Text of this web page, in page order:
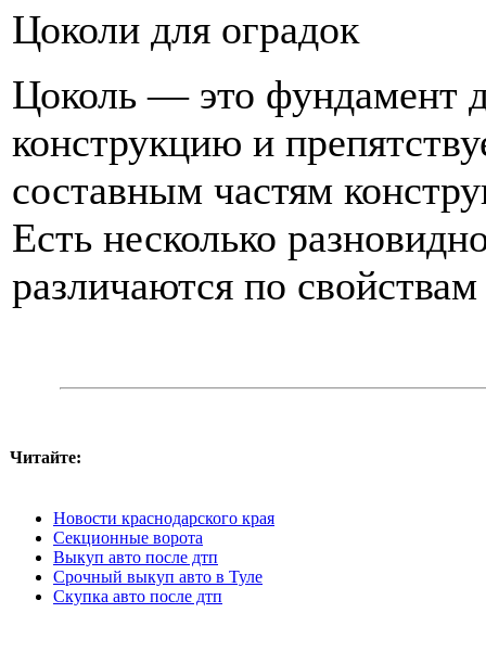
Цоколи для оградок
Цоколь — это фундамент
конструкцию и
составным частям
Есть несколько
различаются по
Читайте:
Новости краснодарского края
Секционные ворота
Выкуп авто после дтп
Срочный выкуп авто в Туле
Скупка авто после дтп